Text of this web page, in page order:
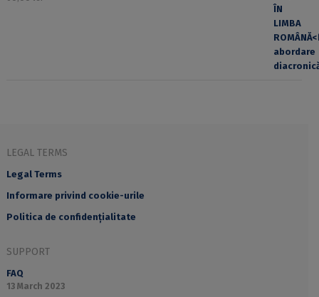
LEGAL TERMS
Legal Terms
Informare privind cookie-urile
Politica de confidențialitate
SUPPORT
FAQ
13 March 2023